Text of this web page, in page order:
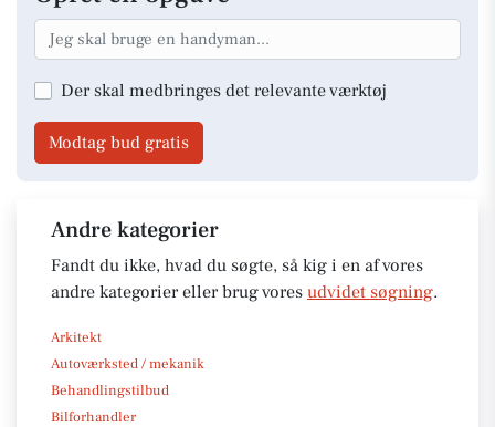
Der skal medbringes det relevante værktøj
Modtag bud gratis
Andre kategorier
Fandt du ikke, hvad du søgte, så kig i en af vores
andre kategorier eller brug vores udvidet søgning.
Arkitekt
Autoværksted / mekanik
Behandlingstilbud
Bilforhandler